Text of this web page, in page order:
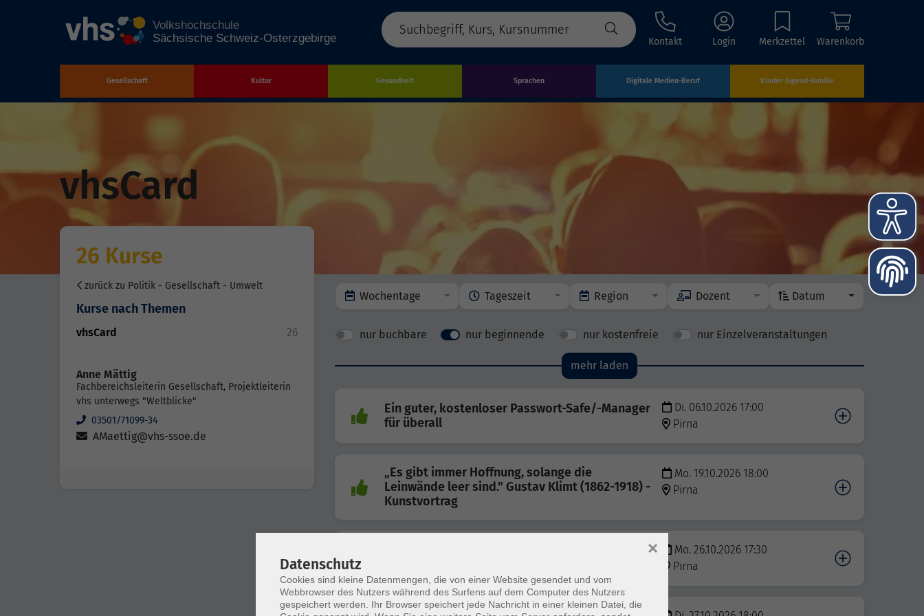
Kontakt Login Merkzettel Warenkorb
Gesellschaft Kultur Gesundheit Sprachen Digitale Medien-Beruf Kinder-Jugend-Familie
vhsCard
26 Kurse
zurück zu Politik - Gesellschaft - Umwelt
Kurse nach Themen
vhsCard 26
Anne Mättig
Fachbereichsleiterin Gesellschaft, Projektleiterin
vhs unterwegs "Weltblicke"
03501/71099-34
AMaettig@vhs-ssoe.de
Wochentage Tageszeit Region Dozent Datum
nur buchbare nur beginnende nur kostenfreie nur Einzelveranstaltungen
mehr laden
Ein guter, kostenloser Passwort-Safe/-Manager
für überall
Di. 06.10.2026 17:00
Pirna
„Es gibt immer Hoffnung, solange die
Leinwände leer sind." Gustav Klimt (1862-1918) -
Kunstvortrag
Mo. 19.10.2026 18:00
Pirna
Mo. 26.10.2026 17:30
Pirna
Datenschutz
Cookies sind kleine Datenmengen, die von einer Website gesendet und vom
Webbrowser des Nutzers während des Surfens auf dem Computer des Nutzers
gespeichert werden. Ihr Browser speichert jede Nachricht in einer kleinen Datei, die
×